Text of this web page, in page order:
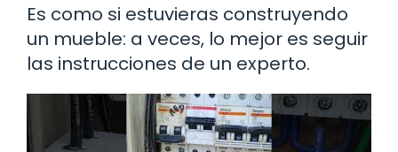
Es como si estuvieras construyendo
un mueble: a veces, lo mejor es seguir
las instrucciones de un experto.